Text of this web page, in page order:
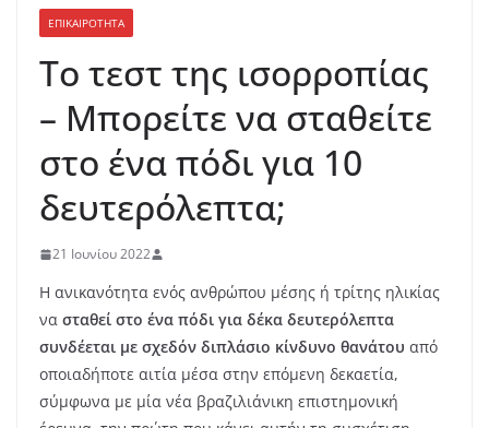
ΕΠΙΚΑΙΡΟΤΗΤΑ
Το τεστ της ισορροπίας
– Μπορείτε να σταθείτε
στο ένα πόδι για 10
δευτερόλεπτα;
21 Ιουνίου 2022
Η ανικανότητα ενός ανθρώπου μέσης ή τρίτης ηλικίας
να σταθεί στο ένα πόδι για δέκα δευτερόλεπτα
συνδέεται με σχεδόν διπλάσιο κίνδυνο θανάτου από
οποιαδήποτε αιτία μέσα στην επόμενη δεκαετία,
σύμφωνα με μία νέα βραζιλιάνικη επιστημονική